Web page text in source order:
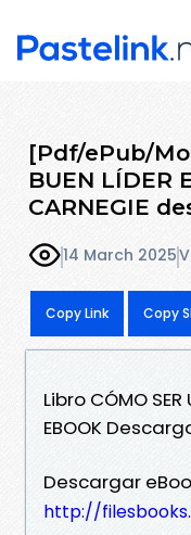
[Pdf/ePub/
BUEN LÍDER
CARNEGIE
14 March 2025
Copy Link Copy
Libro CÓMO SER
EBOOK
Descargar
http://